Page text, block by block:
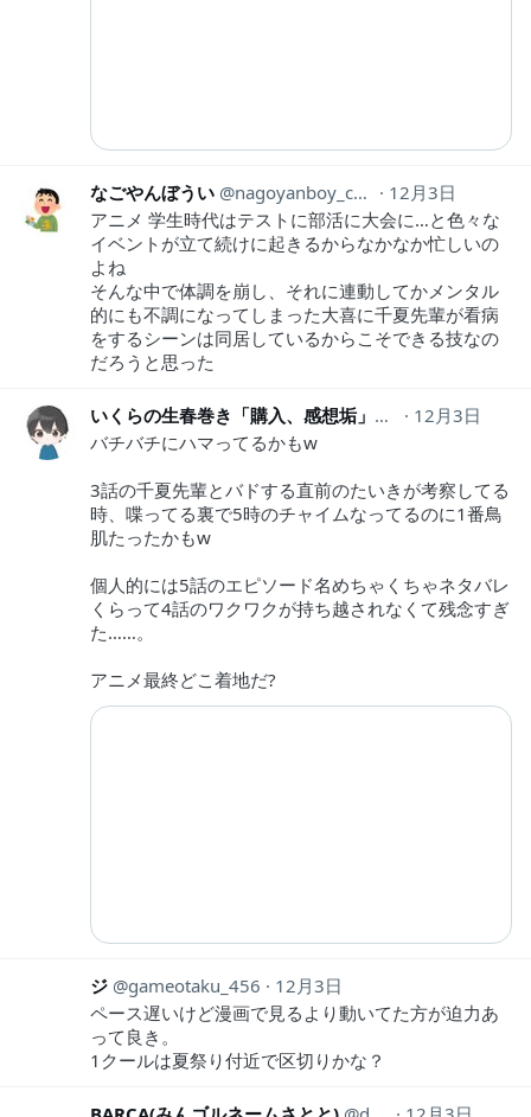
なごやんぼうい nagoyanboy_comi
12月3日
アニメ 学生時代はテストに部活に大会に…と色々な
イベントが立て続けに起きるからなかなか忙しいの
よね
そんな中で体調を崩し、それに連動してかメンタル
的にも不調になってしまった大喜に千夏先輩が看病
をするシーンは同居しているからこそできる技なの
だろうと思った
いくらの生春巻き「購入、感想垢」 ikura1811
12月3日
バチバチにハマってるかもw
3話の千夏先輩とバドする直前のたいきが考察してる
時、喋ってる裏で5時のチャイムなってるのに1番鳥
肌たったかもw
個人的には5話のエピソード名めちゃくちゃネタバレ
くらって4話のワクワクが持ち越されなくて残念すぎ
た……。
アニメ最終どこ着地だ?
ジ gameotaku_456
12月3日
ペース遅いけど漫画で見るより動いてた方が迫力あ
って良き。
1クールは夏祭り付近で区切りかな？